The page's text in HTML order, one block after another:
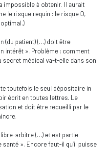
impossible à obtenir. Il aurait
le risque requin : le risque 0,
(du patient) (…) doit être
intérêt ». Problème : comment
secret médical va-t-elle dans son
toutefois le seul dépositaire in
écrit en toutes lettres. Le
et doit être recueilli par le
arbitre (…) et est partie
». Encore faut-il qu’il puisse